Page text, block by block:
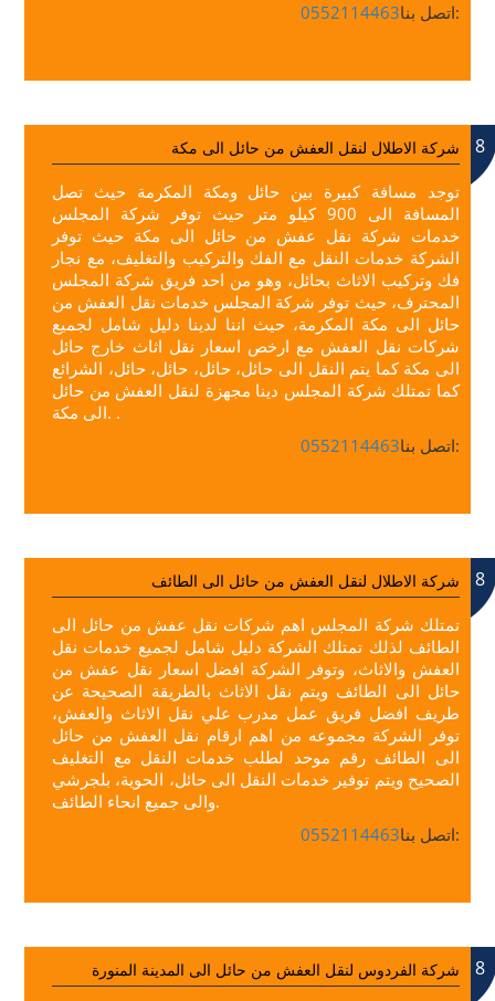
0552114463
اتصل بنا:
8 شركة الاطلال لنقل العفش من حائل الى مكة
توجد مسافة كبيرة بين حائل ومكة المكرمة حيث تصل
المسافة الى 900 كيلو متر حيث توفر شركة المجلس
خدمات شركة نقل عفش من حائل الى مكة حيث توفر
الشركة خدمات النقل مع الفك والتركيب والتغليف، مع نجار
فك وتركيب الاثاث بحائل، وهو من احد فريق شركة المجلس
المحترف، حيث توفر شركة المجلس خدمات نقل العفش من
حائل الى مكة المكرمة، حيث اننا لدينا دليل شامل لجميع
شركات نقل العفش مع ارخص اسعار نقل اثاث خارج حائل
الى مكة كما يتم النقل الى حائل، حائل، حائل، حائل، الشرائع
كما تمتلك شركة المجلس دينا مجهزة لنقل العفش من حائل
الى مكة. .
0552114463
اتصل بنا:
8 شركة الاطلال لنقل العفش من حائل الى الطائف
تمتلك شركة المجلس اهم شركات نقل عفش من حائل الى
الطائف لذلك تمتلك الشركة دليل شامل لجميع خدمات نقل
العفش والاثاث، وتوفر الشركة افضل اسعار نقل عفش من
حائل الى الطائف ويتم نقل الاثاث بالطريقة الصحيحة عن
طريف افضل فريق عمل مدرب علي نقل الاثاث والعفش،
توفر الشركة مجموعه من اهم ارقام نقل العفش من حائل
الى الطائف رقم موحد لطلب خدمات النقل مع التغليف
الصحيح ويتم توفير خدمات النقل الى حائل، الحوية، بلجرشي
والى جميع انحاء الطائف.
0552114463
اتصل بنا:
8 شركة الفردوس لنقل العفش من حائل الى المدينة المنورة